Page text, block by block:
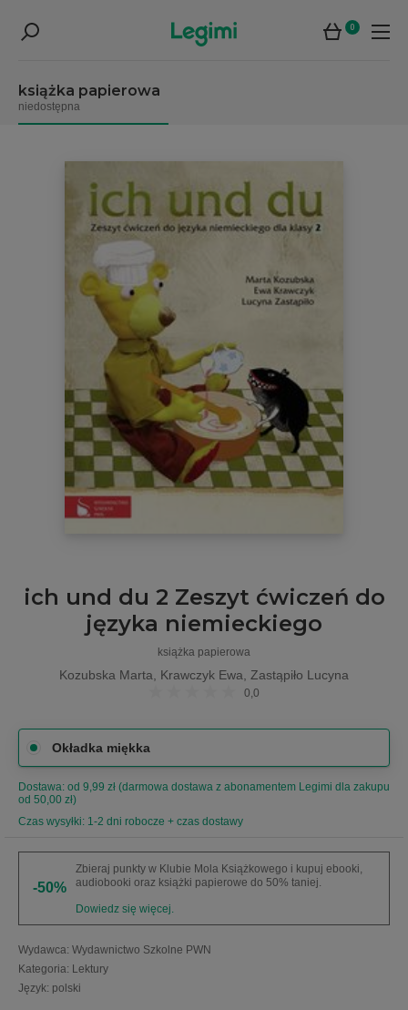
0
książka papierowa
niedostępna
ich und du 2 Zeszyt ćwiczeń do
języka niemieckiego
książka papierowa
Kozubska Marta, Krawczyk Ewa, Zastąpiło Lucyna
0,0
Okładka miękka
Dostawa: od 9,99 zł (darmowa dostawa z abonamentem Legimi dla zakupu
od 50,00 zł)
Czas wysyłki: 1-2 dni robocze + czas dostawy
-50%
Zbieraj punkty w Klubie Mola Książkowego i kupuj ebooki,
audiobooki oraz książki papierowe do 50% taniej.
Dowiedz się więcej.
Wydawca: Wydawnictwo Szkolne PWN
Kategoria: Lektury
Język: polski